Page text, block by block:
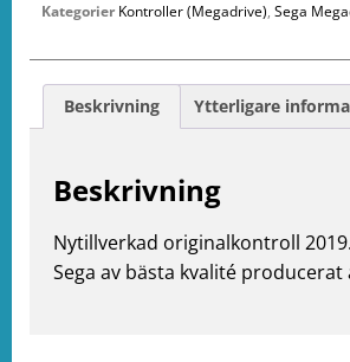
Kategorier Kontroller (Megadrive), Sega
Beskrivning Ytterligare
Beskrivning
Nytillverkad originalkontroll
Sega av bästa kvalité producerat